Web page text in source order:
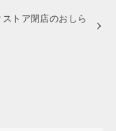
トア閉店のおしら